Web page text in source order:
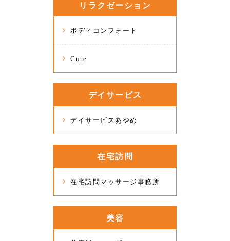
リラクゼーション
ボディコンフォート
Cure
デイサービス
デイサービスあやめ
在宅訪問
在宅訪問マッサージ事務所
美容